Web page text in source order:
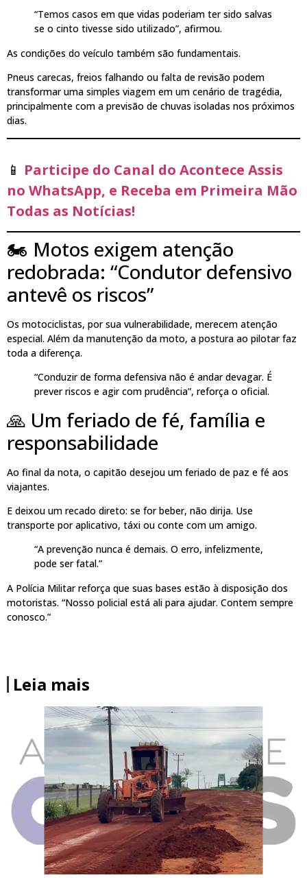
“Temos casos em que vidas poderiam ter sido salvas
se o cinto tivesse sido utilizado”, afirmou.
As condições do veículo também são fundamentais.
Pneus carecas, freios falhando ou falta de revisão podem
transformar uma simples viagem em um cenário de tragédia,
principalmente com a previsão de chuvas isoladas nos próximos
dias.
📱 Participe do Canal do Acontece Assis
no WhatsApp, e Receba em Primeira Mão
Todas as Notícias!
🏍️ Motos exigem atenção
redobrada: “Condutor defensivo
antevê os riscos”
Os motociclistas, por sua vulnerabilidade, merecem atenção
especial. Além da manutenção da moto, a postura ao pilotar faz
toda a diferença.
“Conduzir de forma defensiva não é andar devagar. É
prever riscos e agir com prudência”, reforça o oficial.
🙏 Um feriado de fé, família e
responsabilidade
Ao final da nota, o capitão desejou um feriado de paz e fé aos
viajantes.
E deixou um recado direto: se for beber, não dirija. Use
transporte por aplicativo, táxi ou conte com um amigo.
“A prevenção nunca é demais. O erro, infelizmente,
pode ser fatal.”
A Polícia Militar reforça que suas bases estão à disposição dos
motoristas. “Nosso policial está ali para ajudar. Contem sempre
conosco.”
Leia mais